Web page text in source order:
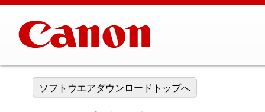
ソフトウエアダウンロードトップへ